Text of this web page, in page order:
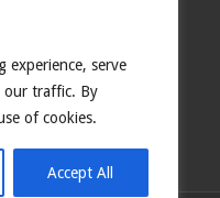
experience, serve
our traffic. By
of cookies.
Accept All
Sancto. Sicut erat in
et in sǽcula